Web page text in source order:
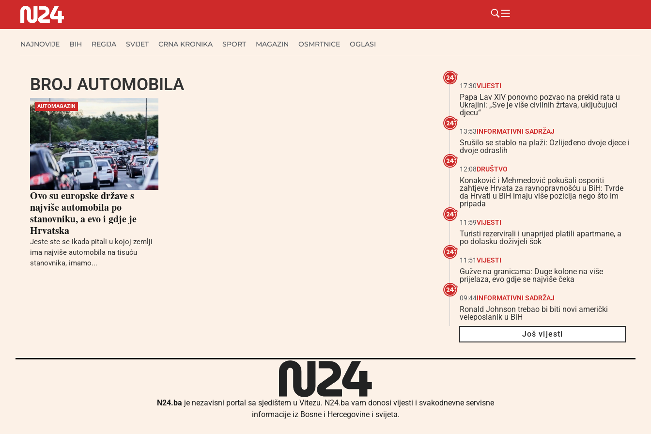
NAJNOVIJE BIH REGIJA SVIJET CRNA KRONIKA SPORT MAGAZIN OSMRTNICE OGLASI
BROJ AUTOMOBILA
AUTOMAGAZIN
Ovo su europske države s
najviše automobila po
stanovniku, a evo i gdje je
Hrvatska
Jeste ste se ikada pitali u kojoj zemlji
ima najviše automobila na tisuću
stanovnika, imamo...
17:30VIJESTI
Papa Lav XIV ponovno pozvao na prekid rata u
Ukrajini: „Sve je više civilnih žrtava, uključujući
djecu“
13:53INFORMATIVNI SADRŽAJ
Srušilo se stablo na plaži: Ozlijeđeno dvoje djece i
dvoje odraslih
12:08DRUŠTVO
Konaković i Mehmedović pokušali osporiti
zahtjeve Hrvata za ravnopravnošću u BiH: Tvrde
da Hrvati u BiH imaju više pozicija nego što im
pripada
11:59VIJESTI
Turisti rezervirali i unaprijed platili apartmane, a
po dolasku doživjeli šok
11:51VIJESTI
Gužve na granicama: Duge kolone na više
prijelaza, evo gdje se najviše čeka
09:44INFORMATIVNI SADRŽAJ
Ronald Johnson trebao bi biti novi američki
veleposlanik u BiH
Još vijesti
N24.ba je nezavisni portal sa sjedištem u Vitezu. N24.ba vam donosi vijesti i svakodnevne servisne
informacije iz Bosne i Hercegovine i svijeta.